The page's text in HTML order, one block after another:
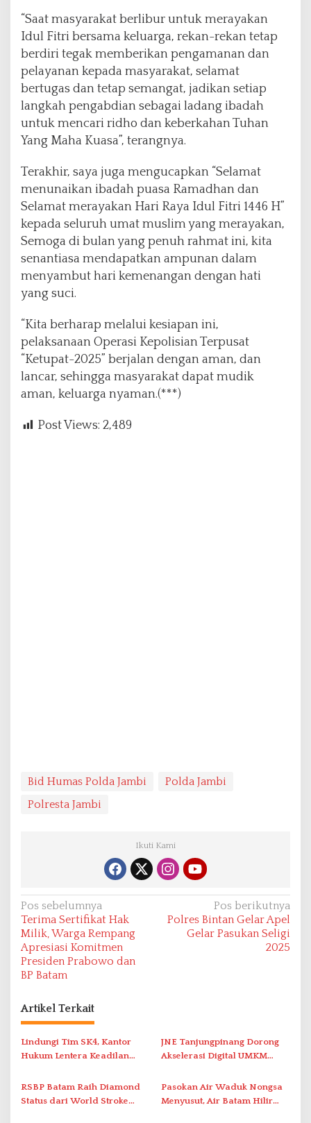
“Saat masyarakat berlibur untuk merayakan
Idul Fitri bersama keluarga, rekan-rekan tetap
berdiri tegak memberikan pengamanan dan
pelayanan kepada masyarakat, selamat
bertugas dan tetap semangat, jadikan setiap
langkah pengabdian sebagai ladang ibadah
untuk mencari ridho dan keberkahan Tuhan
Yang Maha Kuasa”, terangnya.
Terakhir, saya juga mengucapkan “Selamat
menunaikan ibadah puasa Ramadhan dan
Selamat merayakan Hari Raya Idul Fitri 1446 H”
kepada seluruh umat muslim yang merayakan,
Semoga di bulan yang penuh rahmat ini, kita
senantiasa mendapatkan ampunan dalam
menyambut hari kemenangan dengan hati
yang suci.
“Kita berharap melalui kesiapan ini,
pelaksanaan Operasi Kepolisian Terpusat
“Ketupat-2025” berjalan dengan aman, dan
lancar, sehingga masyarakat dapat mudik
aman, keluarga nyaman.(***)
Post Views: 2,489
Bid Humas Polda Jambi
Polda Jambi
Polresta Jambi
Ikuti Kami
N
a
v
i
a
s
i
p
o
s
Pos sebelumnya
Terima Sertifikat Hak
Milik, Warga Rempang
Apresiasi Komitmen
Presiden Prabowo dan
BP Batam
Pos berikutnya
Polres Bintan Gelar Apel
Gelar Pasukan Seligi
2025
Artikel Terkait
Lindungi Tim SK4, Kantor
Hukum Lentera Keadilan
Perlawanan ke Petugas di
Bukik Batarah
JNE Tanjungpinang Dorong
Akselerasi Digital UMKM
2026
RSBP Batam Raih Diamond
Status dari World Stroke
Pasokan Air Waduk Nongsa
Menyusut, Air Batam Hilir